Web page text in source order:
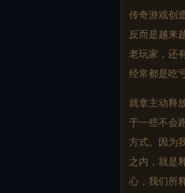
传奇游戏创
反而是越来
老玩家，还
经常都是吃
就拿主动释
于一些不会
方式。因为
之内，就是
心，我们所